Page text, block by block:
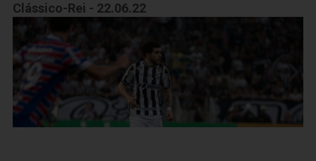
Clássico-Rei - 22.06.22